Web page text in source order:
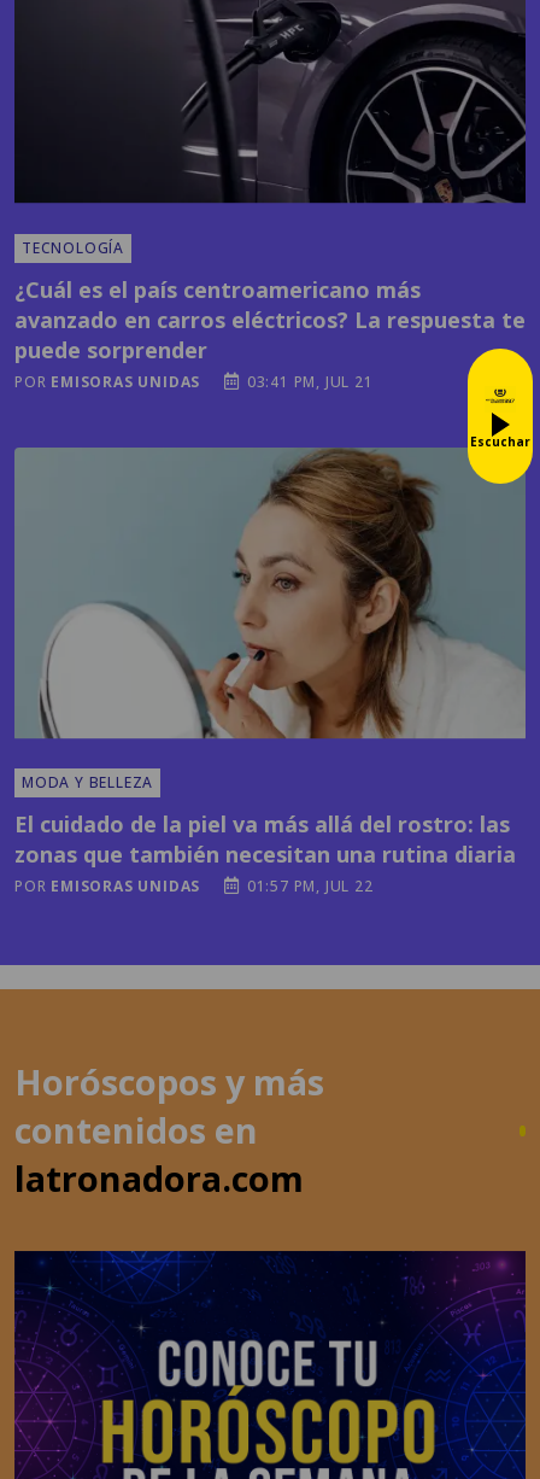
TECNOLOGÍA
¿Cuál es el país centroamericano más
avanzado en carros eléctricos? La respuesta te
puede sorprender
POR EMISORAS UNIDAS 03:41 PM, JUL 21
MODA Y BELLEZA
El cuidado de la piel va más allá del rostro: las
zonas que también necesitan una rutina diaria
POR EMISORAS UNIDAS 01:57 PM, JUL 22
Horóscopos y más
contenidos en
latronadora.com
Escuchar